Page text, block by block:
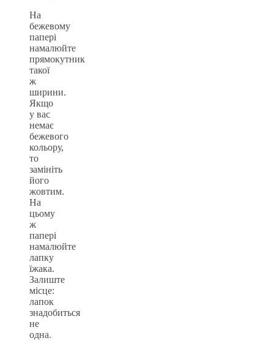
На
бежевому
папері
намалюйте
прямокутник
такої
ж
ширини.
Якщо
у вас
немає
бежевого
кольору,
то
замініть
його
жовтим.
На
цьому
ж
папері
намалюйте
лапку
їжака.
Залиште
місце:
лапок
знадобиться
не
одна.